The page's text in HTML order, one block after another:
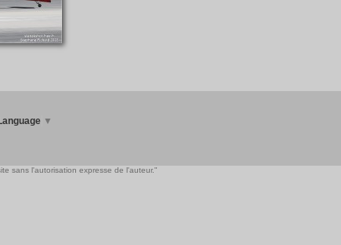
▼
sans l'autorisation expresse de l'auteur."